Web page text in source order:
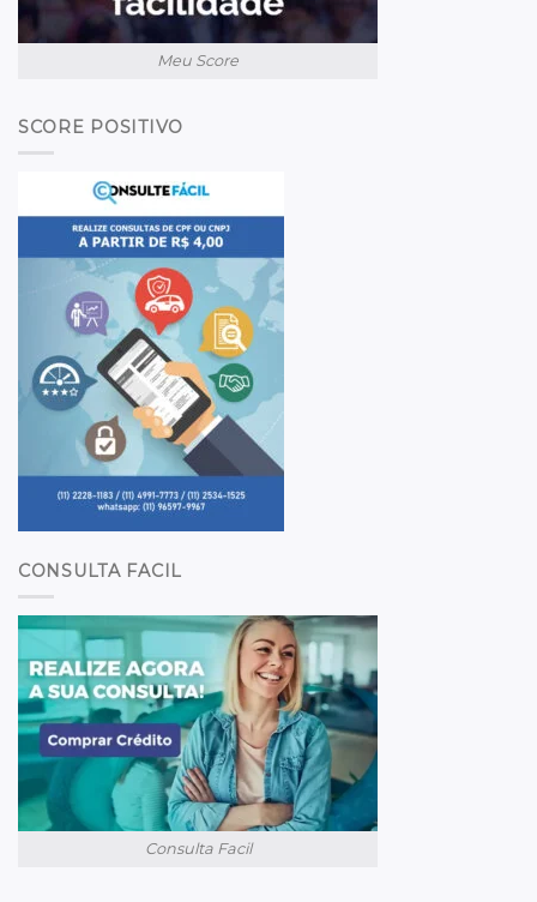
Meu Score
SCORE POSITIVO
CONSULTA FACIL
Consulta Facil